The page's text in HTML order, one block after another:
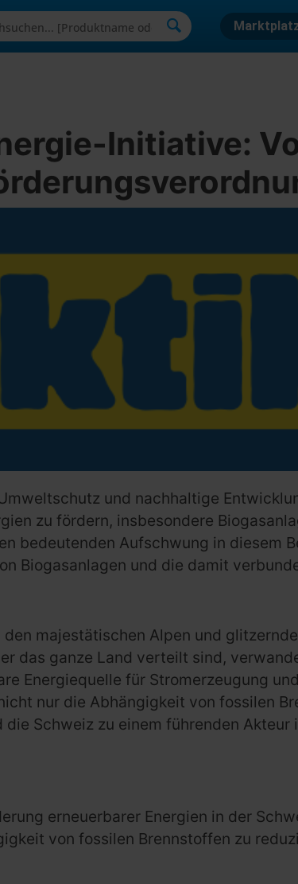
Initiative:
und nachhaltige
zu fördern, insbesondere
bedeutenden Aufschwung in diesem
Biogasanlagen und die damit
majestätischen Alpen und
das ganze Land verteilt sind,
Energiequelle für Stromerzeugung und
nur die Abhängigkeit von fossilen
Schweiz zu einem führenden Akteur
erneuerbarer Energien in der
von fossilen Brennstoffen zu